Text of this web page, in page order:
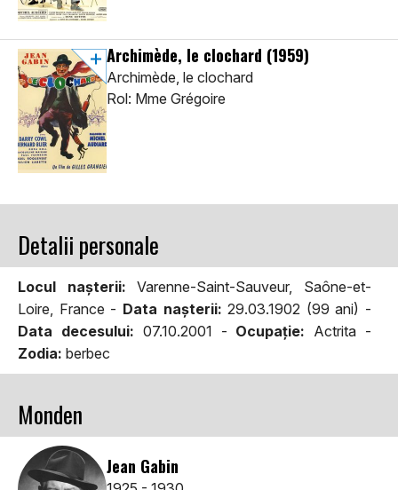
Archimède, le clochard (1959)
Archimède, le clochard
Rol: Mme Grégoire
Detalii personale
Locul naşterii: Varenne-Saint-Sauveur, Saône-et-
Loire, France - Data naşterii: 29.03.1902 (99 ani) -
Data decesului: 07.10.2001 - Ocupaţie: Actrita -
Zodia: berbec
Monden
Jean Gabin